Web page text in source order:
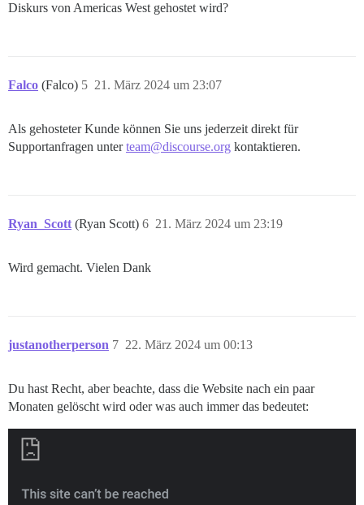
Diskurs von Americas West gehostet wird?
Falco (Falco) 21. März 2024 um 23:07
5
Als gehosteter Kunde können Sie uns jederzeit direkt für
Supportanfragen unterteam@discourse.org kontaktieren.
Ryan_Scott (Ryan Scott) 21. März 2024 um 23:19
6
Wird gemacht. Vielen Dank
justanotherperson 22. März 2024 um 00:13
7
Du hast Recht, aber beachte, dass die Website nach ein paar
Monaten gelöscht wird oder was auch immer das bedeutet: